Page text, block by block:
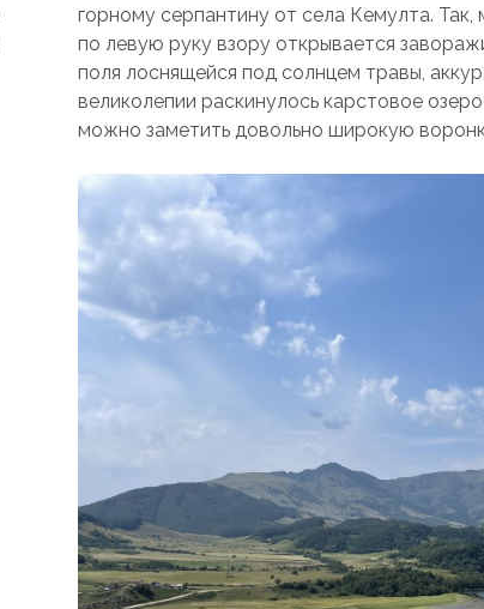
горному серпантину от села Кемулта.
по левую руку взору открывается
поля лоснящейся под солнцем травы,
великолепии раскинулось карстовое
можно заметить довольно широкую